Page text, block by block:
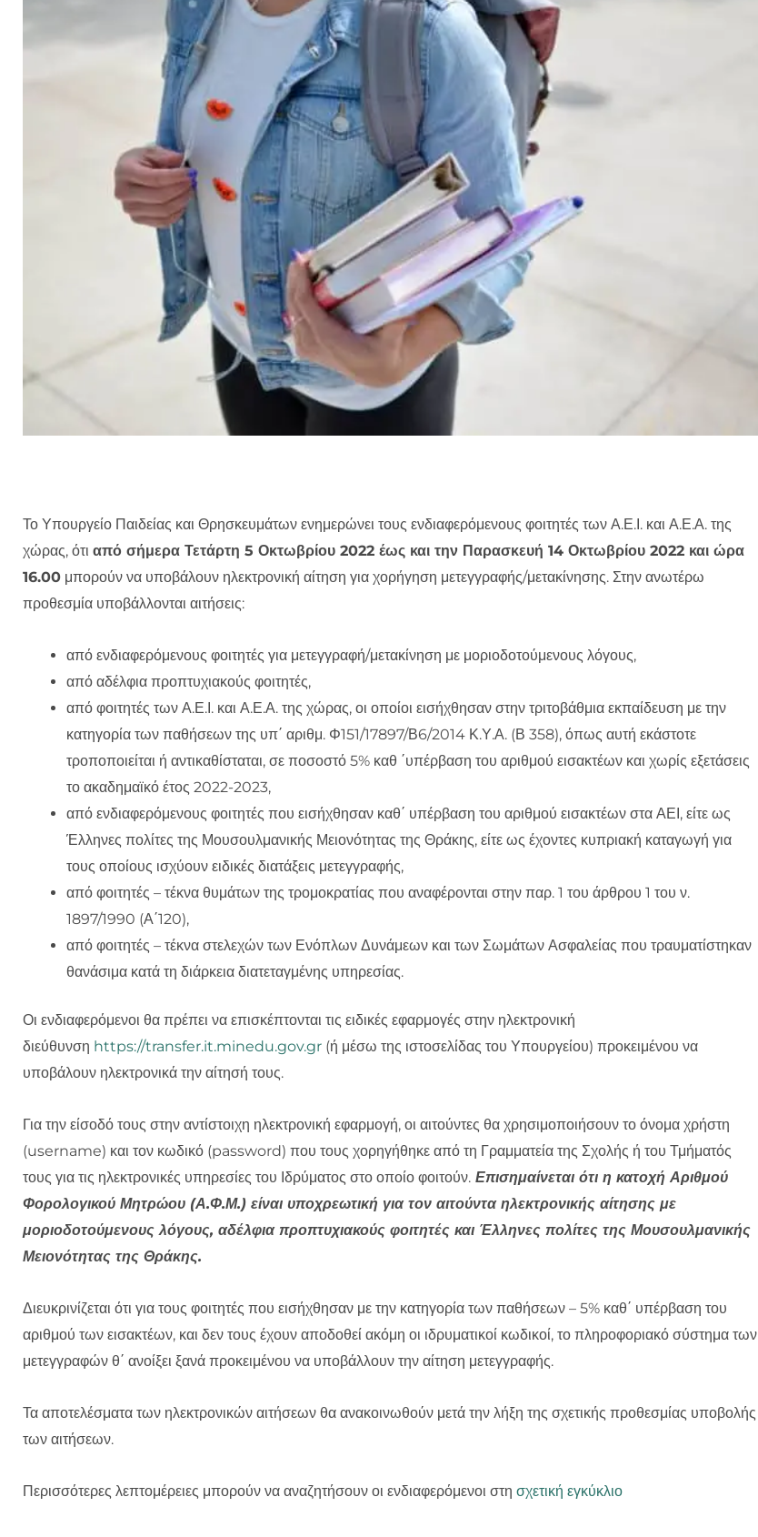
Το Υπουργείο Παιδείας και Θρησκευμάτων ενημερώνει τους ενδιαφερόμενους φοιτητές των Α.Ε.Ι. και Α.Ε.Α. της
χώρας, ότι από σήμερα Τετάρτη 5 Οκτωβρίου 2022 έως και την Παρασκευή 14 Οκτωβρίου 2022 και ώρα
16.00 μπορούν να υποβάλουν ηλεκτρονική αίτηση για χορήγηση μετεγγραφής/μετακίνησης. Στην ανωτέρω
προθεσμία υποβάλλονται αιτήσεις:
από ενδιαφερόμενους φοιτητές για μετεγγραφή/μετακίνηση με μοριοδοτούμενους λόγους,
από αδέλφια προπτυχιακούς φοιτητές,
από φοιτητές των Α.Ε.Ι. και Α.Ε.Α. της χώρας, οι οποίοι εισήχθησαν στην τριτοβάθμια εκπαίδευση με την
κατηγορία των παθήσεων της υπ΄ αριθμ. Φ151/17897/Β6/2014 Κ.Υ.Α. (Β 358), όπως αυτή εκάστοτε
τροποποιείται ή αντικαθίσταται, σε ποσοστό 5% καθ ΄υπέρβαση του αριθμού εισακτέων και χωρίς εξετάσεις
το ακαδημαϊκό έτος 2022-2023,
από ενδιαφερόμενους φοιτητές που εισήχθησαν καθ΄ υπέρβαση του αριθμού εισακτέων στα ΑΕΙ, είτε ως
Έλληνες πολίτες της Μουσουλμανικής Μειονότητας της Θράκης, είτε ως έχοντες κυπριακή καταγωγή για
τους οποίους ισχύουν ειδικές διατάξεις μετεγγραφής,
από φοιτητές – τέκνα θυμάτων της τρομοκρατίας που αναφέρονται στην παρ. 1 του άρθρου 1 του ν.
1897/1990 (Α΄120),
από φοιτητές – τέκνα στελεχών των Ενόπλων Δυνάμεων και των Σωμάτων Ασφαλείας που τραυματίστηκαν
θανάσιμα κατά τη διάρκεια διατεταγμένης υπηρεσίας.
Οι ενδιαφερόμενοι θα πρέπει να επισκέπτονται τις ειδικές εφαρμογές στην ηλεκτρονική
διεύθυνση https://transfer.it.minedu.gov.gr (ή μέσω της ιστοσελίδας του Υπουργείου) προκειμένου να
υποβάλουν ηλεκτρονικά την αίτησή τους.
Για την είσοδό τους στην αντίστοιχη ηλεκτρονική εφαρμογή, οι αιτούντες θα χρησιμοποιήσουν το όνομα χρήστη
(username) και τον κωδικό (password) που τους χορηγήθηκε από τη Γραμματεία της Σχολής ή του Τμήματός
τους για τις ηλεκτρονικές υπηρεσίες του Ιδρύματος στο οποίο φοιτούν. Επισημαίνεται ότι η κατοχή Αριθμού
Φορολογικού Μητρώου (Α.Φ.Μ.) είναι υποχρεωτική για τον αιτούντα ηλεκτρονικής αίτησης με
μοριοδοτούμενους λόγους, αδέλφια προπτυχιακούς φοιτητές και Έλληνες πολίτες της Μουσουλμανικής
Μειονότητας της Θράκης.
Διευκρινίζεται ότι για τους φοιτητές που εισήχθησαν με την κατηγορία των παθήσεων – 5% καθ΄ υπέρβαση του
αριθμού των εισακτέων, και δεν τους έχουν αποδοθεί ακόμη οι ιδρυματικοί κωδικοί, το πληροφοριακό σύστημα των
μετεγγραφών θ΄ ανοίξει ξανά προκειμένου να υποβάλλουν την αίτηση μετεγγραφής.
Τα αποτελέσματα των ηλεκτρονικών αιτήσεων θα ανακοινωθούν μετά την λήξη της σχετικής προθεσμίας υποβολής
των αιτήσεων.
Περισσότερες λεπτομέρειες μπορούν να αναζητήσουν οι ενδιαφερόμενοι στη σχετική εγκύκλιο